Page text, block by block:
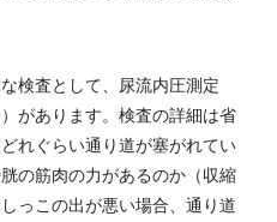
検査として、尿流内圧測定
があります。検査の詳細は省
れぐらい通り道が塞がれてい
の筋肉の力があるのか（収縮
っこの出が悪い場合、通り道